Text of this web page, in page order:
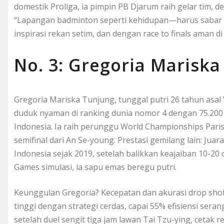
domestik Proliga, ia pimpin PB Djarum raih gelar tim,
“Lapangan badminton seperti kehidupan—harus
inspirasi rekan setim, dan dengan race to finals aman
No. 3: Gregoria
Gregoria Mariska Tunjung, tunggal putri 26 tahun
duduk nyaman di ranking dunia nomor 4 dengan
Indonesia. Ia raih perunggu World Championships
semifinal dari An Se-young. Prestasi gemilang lain:
Indonesia sejak 2019, setelah balikkan keajaiban 10-
Games simulasi, ia sapu emas beregu putri.
Keunggulan Gregoria? Kecepatan dan akurasi drop
tinggi dengan strategi cerdas, capai 55% efisiensi
setelah duel sengit tiga jam lawan Tai Tzu-ying, cetak